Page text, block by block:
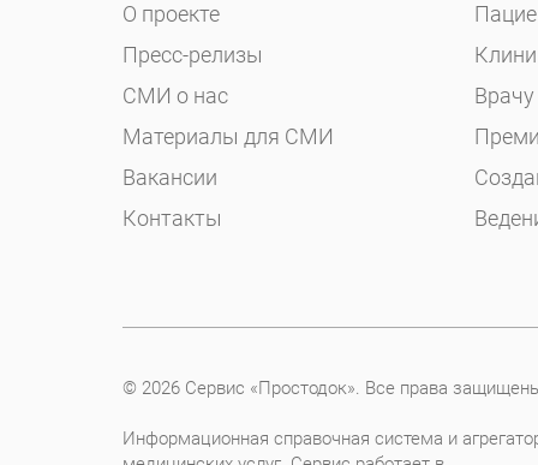
О проекте
Пресс-релизы
СМИ о нас
Материалы для СМИ
Вакансии
Контакты
Врачу
© 2026 Сервис «Простодок». Все права
Информационная справочная система и